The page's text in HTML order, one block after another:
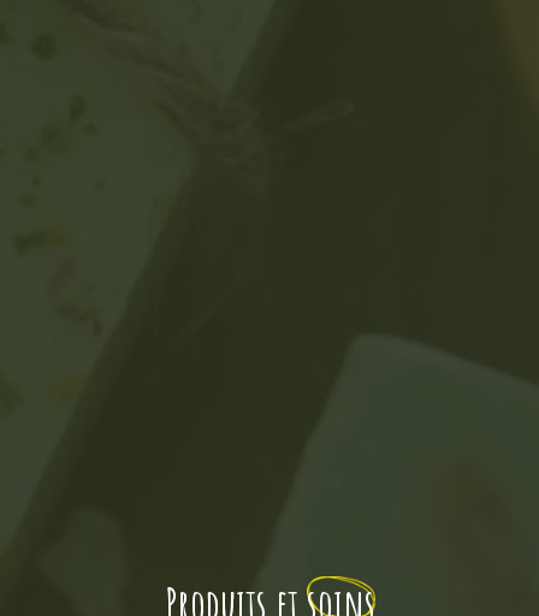
Produits etsoins